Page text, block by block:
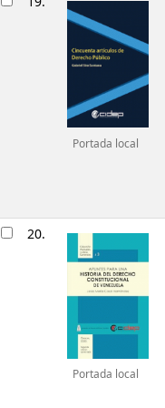
Portada local
20.
Portada local